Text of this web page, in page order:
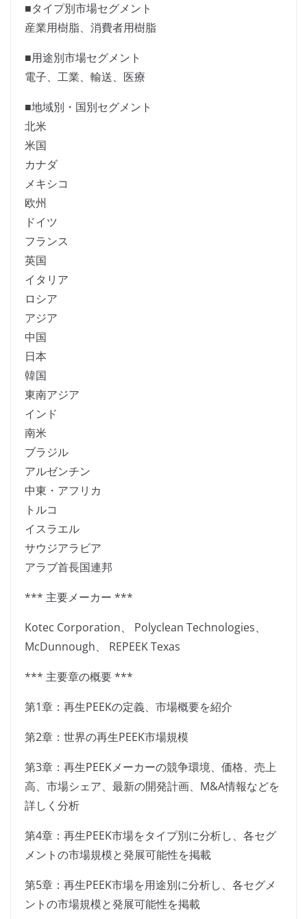
■タイプ別市場セグメント
産業用樹脂、消費者用樹脂
■用途別市場セグメント
電子、工業、輸送、医療
■地域別・国別セグメント
北米
米国
カナダ
メキシコ
欧州
ドイツ
フランス
英国
イタリア
ロシア
アジア
中国
日本
韓国
東南アジア
インド
南米
ブラジル
アルゼンチン
中東・アフリカ
トルコ
イスラエル
サウジアラビア
アラブ首長国連邦
*** 主要メーカー ***
Kotec Corporation、 Polyclean Technologies、
McDunnough、 REPEEK Texas
*** 主要章の概要 ***
第1章：再生PEEKの定義、市場概要を紹介
第2章：世界の再生PEEK市場規模
第3章：再生PEEKメーカーの競争環境、価格、売上
高、市場シェア、最新の開発計画、M&A情報などを
詳しく分析
第4章：再生PEEK市場をタイプ別に分析し、各セグ
メントの市場規模と発展可能性を掲載
第5章：再生PEEK市場を用途別に分析し、各セグメ
ントの市場規模と発展可能性を掲載